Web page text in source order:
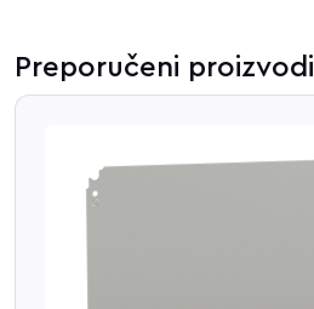
Preporučeni proizvodi